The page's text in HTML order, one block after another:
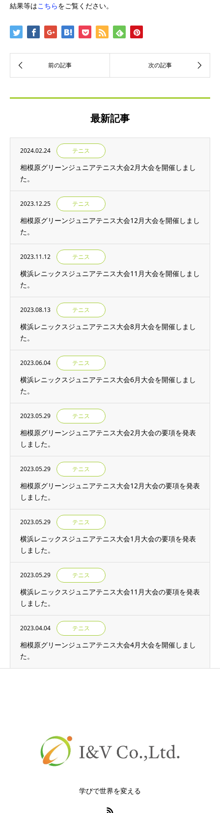
結果等はこちらをご覧ください。
最新記事
2024.02.24 テニス
相模原グリーンジュニアテニス大会2月大会を開催しまし
た。
2023.12.25 テニス
相模原グリーンジュニアテニス大会12月大会を開催しまし
た。
2023.11.12 テニス
横浜レニックスジュニアテニス大会11月大会を開催しまし
た。
2023.08.13 テニス
横浜レニックスジュニアテニス大会8月大会を開催しまし
た。
2023.06.04 テニス
横浜レニックスジュニアテニス大会6月大会を開催しまし
た。
2023.05.29 テニス
相模原グリーンジュニアテニス大会2月大会の要項を発表
しました。
2023.05.29 テニス
相模原グリーンジュニアテニス大会12月大会の要項を発表
しました。
2023.05.29 テニス
横浜レニックスジュニアテニス大会1月大会の要項を発表
しました。
2023.05.29 テニス
横浜レニックスジュニアテニス大会11月大会の要項を発表
しました。
2023.04.04 テニス
相模原グリーンジュニアテニス大会4月大会を開催しまし
た。
学びで世界を変える